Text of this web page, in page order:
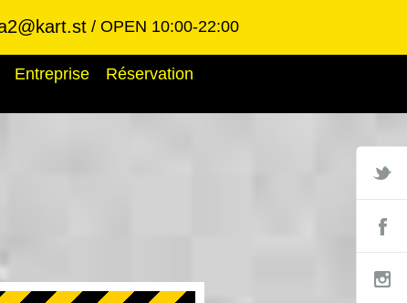
OPEN 10:00-22:00
Entreprise
Réservation